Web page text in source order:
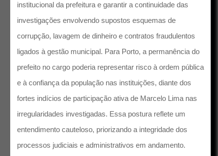
institucional da prefeitura e garantir a continuidade das
investigações envolvendo supostos esquemas de
corrupção, lavagem de dinheiro e contratos fraudulentos
ligados à gestão municipal. Para Porto, a permanência do
prefeito no cargo poderia representar risco à ordem pública
e à confiança da população nas instituições, diante dos
fortes indícios de participação ativa de Marcelo Lima nas
irregularidades investigadas. Essa postura reflete um
entendimento cauteloso, priorizando a integridade dos
processos judiciais e administrativos em andamento.